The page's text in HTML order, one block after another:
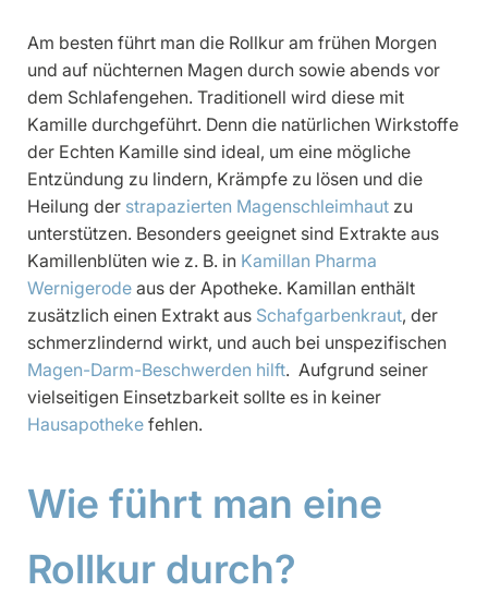
Am besten führt man die Rollkur am frühen Morgen
und auf nüchternen Magen durch sowie abends vor
dem Schlafengehen. Traditionell wird diese mit
Kamille durchgeführt. Denn die natürlichen Wirkstoffe
der Echten Kamille sind ideal, um eine mögliche
Entzündung zu lindern, Krämpfe zu lösen und die
Heilung der strapazierten Magenschleimhaut zu
unterstützen. Besonders geeignet sind Extrakte aus
Kamillenblüten wie z. B. in Kamillan Pharma
Wernigerode aus der Apotheke. Kamillan enthält
zusätzlich einen Extrakt aus Schafgarbenkraut, der
schmerzlindernd wirkt, und auch bei unspezifischen
Magen-Darm-Beschwerden hilft. Aufgrund seiner
vielseitigen Einsetzbarkeit sollte es in keiner
Hausapotheke fehlen.
Wie führt man eine
Rollkur durch?